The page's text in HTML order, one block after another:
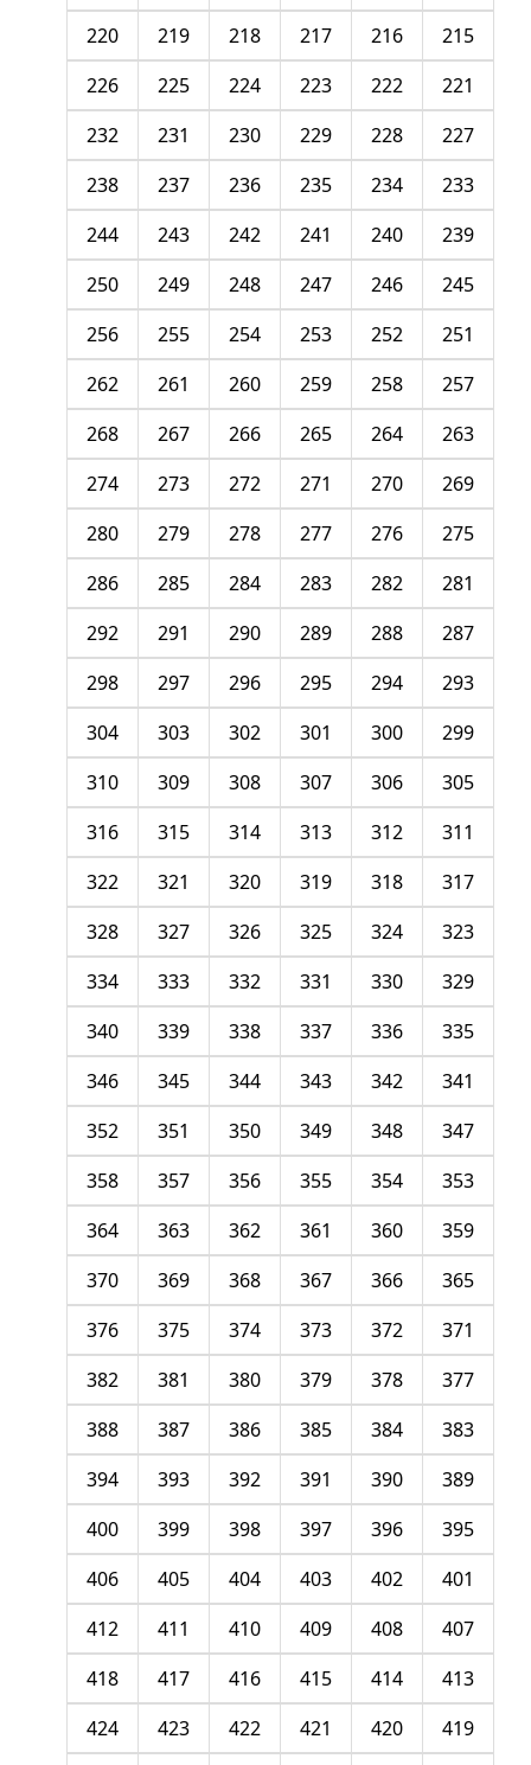
215
216
217
218
219
220
221
222
223
224
225
226
227
228
229
230
231
232
233
234
235
236
237
238
239
240
241
242
243
244
245
246
247
248
249
250
251
252
253
254
255
256
257
258
259
260
261
262
263
264
265
266
267
268
269
270
271
272
273
274
275
276
277
278
279
280
281
282
283
284
285
286
287
288
289
290
291
292
293
294
295
296
297
298
299
300
301
302
303
304
305
306
307
308
309
310
311
312
313
314
315
316
317
318
319
320
321
322
323
324
325
326
327
328
329
330
331
332
333
334
335
336
337
338
339
340
341
342
343
344
345
346
347
348
349
350
351
352
353
354
355
356
357
358
359
360
361
362
363
364
365
366
367
368
369
370
371
372
373
374
375
376
377
378
379
380
381
382
383
384
385
386
387
388
389
390
391
392
393
394
395
396
397
398
399
400
401
402
403
404
405
406
407
408
409
410
411
412
413
414
415
416
417
418
419
420
421
422
423
424